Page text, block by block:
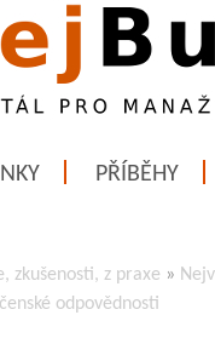
PŘÍBĚHY
zkušenosti, z praxe »
odpovědnosti